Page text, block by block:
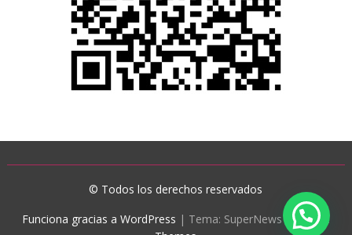
© Todos los derechos reservados
Funciona gracias a WordPress | Tema: SuperNews deAcme